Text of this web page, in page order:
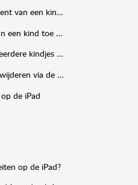
Hoe voeg ik een document van een kind toe op de iPad?
Hoe voeg ik een foto van een kind toe op de iPad?
Een enkele foto voor meerdere kindjes tegelijk uploaden op de iPad
Hoe kan ik een foto verwijderen via de iPad?
de iPad
op de iPad?